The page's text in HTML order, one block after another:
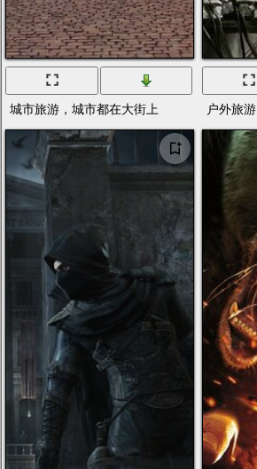
城市旅游，城市都在大街上 户外旅游